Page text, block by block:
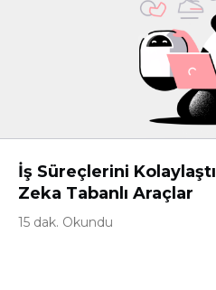
İş Süreçlerini
Zeka Tabanlı Araçlar
15 dak. Okundu